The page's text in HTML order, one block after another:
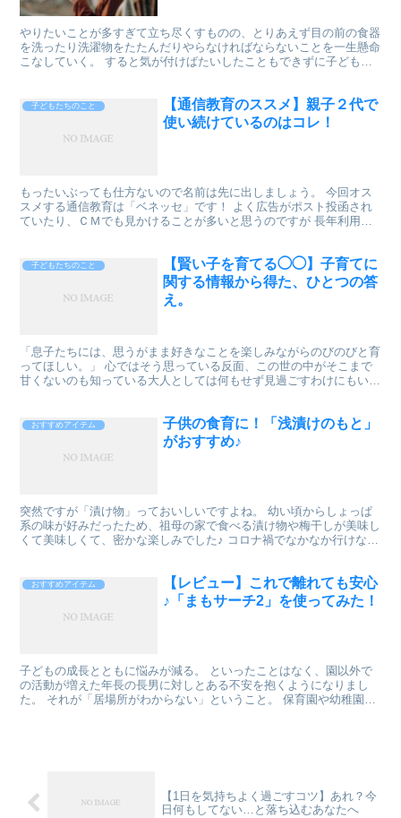
やりたいことが多すぎて立ち尽くすものの、とりあえず目の前の食器
を洗ったり洗濯物をたたんだりやらなければならないことを一生懸命
こなしていく。 すると気が付けばたいしたこともできずに子どもの
子どもたちのこと
【通信教育のススメ】親子２代で
使い続けているのはコレ！
もったいぶっても仕方ないので名前は先に出しましょう。 今回オス
スメする通信教育は「ベネッセ」です！ よく広告がポスト投函され
ていたり、ＣＭでも見かけることが多いと思うのですが 長年利用し
子どもたちのこと
【賢い子を育てる◯◯】子育てに
関する情報から得た、ひとつの答
え。
「息子たちには、思うがまま好きなことを楽しみながらのびのびと育
ってほしい。」 心ではそう思っている反面、この世の中がそこまで
甘くないのも知っている大人としては何もせず見過ごすわけにもいき
おすすめアイテム
子供の食育に！「浅漬けのもと」
がおすすめ♪
突然ですが「漬け物」っておいしいですよね。 幼い頃からしょっぱ
系の味が好みだったため、祖母の家で食べる漬け物や梅干しが美味し
くて美味しくて、密かな楽しみでした♪ コロナ禍でなかなか行けなく
おすすめアイテム
【レビュー】これで離れても安心
♪「まもサーチ2」を使ってみた！
子どもの成長とともに悩みが減る。 といったことはなく、園以外で
の活動が増えた年長の長男に対しとある不安を抱くようになりまし
た。 それが「居場所がわからない」ということ。 保育園や幼稚園だ
【1日を気持ちよく過ごすコツ】あれ？今
日何もしてない…と落ち込むあなたへ